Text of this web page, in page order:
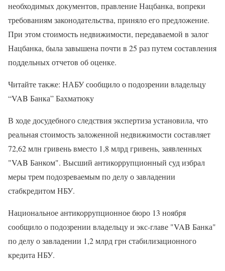
необходимых документов, правление Нацбанка, вопреки
требованиям законодательства, приняло его предложение.
При этом стоимость недвижимости, передаваемой в залог
Нацбанка, была завышена почти в 25 раз путем составления
поддельных отчетов об оценке.
Читайте также: НАБУ сообщило о подозрении владельцу
“VAB Банка” Бахматюку
В ходе досудебного следствия экспертиза установила, что
реальная стоимость заложенной недвижимости составляет
72,62 млн гривень вместо 1,8 млрд гривень, заявленных
"VAB Банком". Высший антикоррупционный суд избрал
меры трем подозреваемым по делу о завладении
стабкредитом НБУ.
Национальное антикоррупционное бюро 13 ноября
сообщило о подозрении владельцу и экс-главе "VAB Банка"
по делу о завладении 1,2 млрд грн стабилизационного
кредита НБУ.